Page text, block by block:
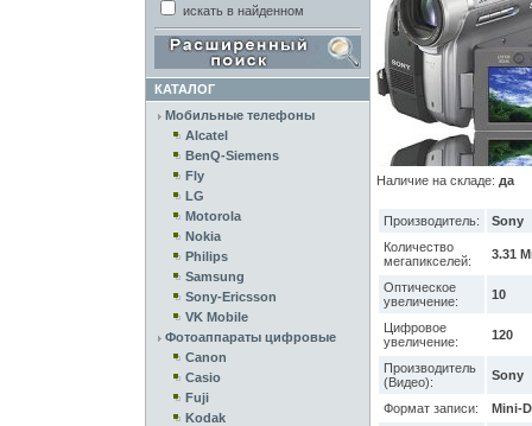
искать в найденном
КАТАЛОГ
Мобильные телефоны
Alcatel
BenQ-Siemens
Fly
LG
Motorola
Nokia
Philips
Samsung
Sony-Ericsson
VK Mobile
Фотоаппараты цифровые
Canon
Casio
Fuji
Kodak
Наличие на складе: да
Производитель:
Sony
Количество
мегапикселей:
3.31
Оптическое
увеличение:
10
Цифровое
увеличение:
120
Производитель
(Видео):
Sony
Формат записи:
Mini-